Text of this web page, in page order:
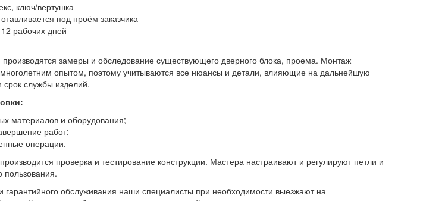
ключ/вертушка
под проём заказчика
рабочих дней
замеры и обследование существующего дверного блока, проема. Монтаж
опытом, поэтому учитываются все нюансы и детали, влияющие на дальнейшую
службы изделий.
материалов и оборудования;
работ;
операции.
проверка и тестирование конструкции. Мастера настраивают и регулируют петли и
пользования.
гарантийного обслуживания наши специалисты при необходимости выезжают на